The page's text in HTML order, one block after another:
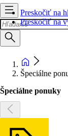
Preskočiť na
Preskočiť na
Špeciálne
Špeciálne ponuky